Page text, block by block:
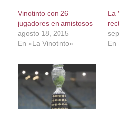
Vinotinto con 26
jugadores en amistosos
agosto 18, 2015
En «La Vinotinto»
La
En